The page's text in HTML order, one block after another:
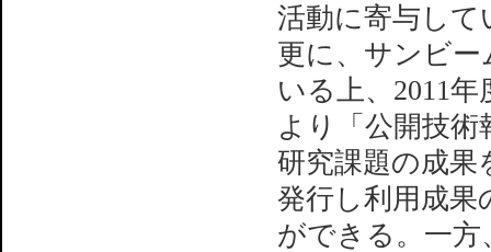
活動に寄与し
更に、サンビ
いる上、2011
より「公開技
研究課題の成果
発行し利用成果
ができる。一方